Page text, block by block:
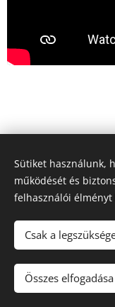
Sütiket használunk,
működését és
felhasználói
Csak a
Összes elfogadása